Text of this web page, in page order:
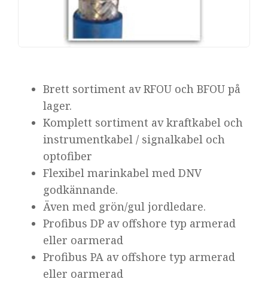
Brett sortiment av RFOU och BFOU på
lager.
Komplett sortiment av kraftkabel och
instrumentkabel / signalkabel och
optofiber
Flexibel marinkabel med DNV
godkännande.
Även med grön/gul jordledare.
Profibus DP av offshore typ armerad
eller oarmerad
Profibus PA av offshore typ armerad
eller oarmerad